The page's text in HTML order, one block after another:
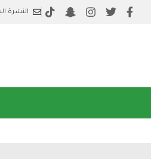
النشرة